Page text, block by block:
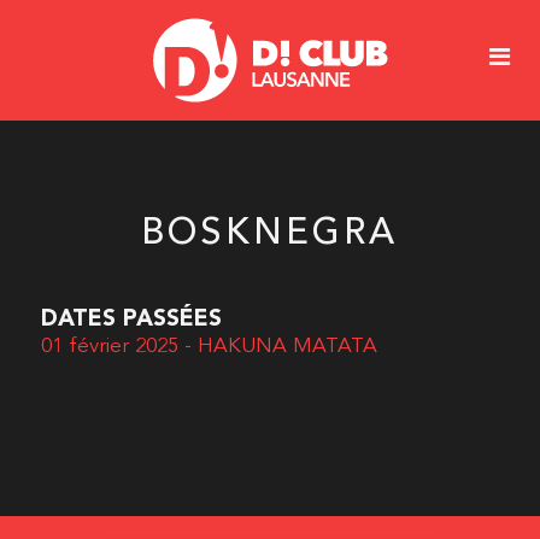
BOSKNEGRA
DATES PASSÉES
01 février 2025 - HAKUNA MATATA